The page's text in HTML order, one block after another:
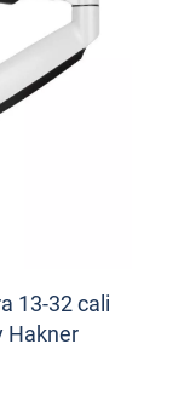
13-32 cali
Hakner